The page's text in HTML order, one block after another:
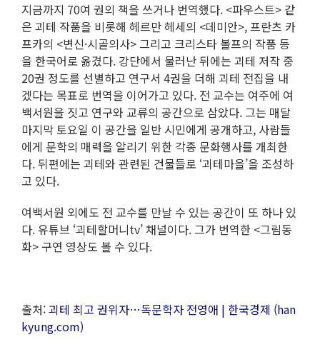
지금까지 70여 권의 책을 쓰거나 번역했다. <파우스트> 같
은 괴테 작품을 비롯해 헤르만 헤세의 <데미안>, 프란츠 카
프카의 <변신·시골의사> 그리고 크리스타 볼프의 작품 등
을 한국어로 옮겼다. 강단에서 물러난 뒤에는 괴테 저작 중
20권 정도를 선별하고 연구서 4권을 더해 괴테 전집을 내
겠다는 목표로 번역을 이어가고 있다. 전 교수는 여주에 여
백서원을 짓고 연구와 교류의 공간으로 삼았다. 그는 매달
마지막 토요일 이 공간을 일반 시민에게 공개하고, 사람들
에게 문학의 매력을 알리기 위한 각종 문화행사를 개최한
다. 뒤편에는 괴테와 관련된 건물들로 ‘괴테마을’을 조성하
고 있다.
여백서원 외에도 전 교수를 만날 수 있는 공간이 또 하나 있
다. 유튜브 ‘괴테할머니tv’ 채널이다. 그가 번역한 <그림동
화> 구연 영상도 볼 수 있다.
출처:괴테 최고 권위자…독문학자 전영애 | 한국경제 (han
kyung.com)